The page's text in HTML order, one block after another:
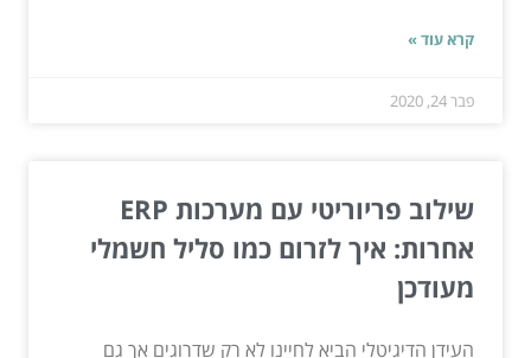
קרא עוד »
פבר 24, 2020
שילוב פריוריטי עם מערכות ERP
אחרות: איך לזרום כמו סליל חשמלי
מעודכן
העידן הדיגיטלי הביא לחיינו לא רק שדרוגים אך גם